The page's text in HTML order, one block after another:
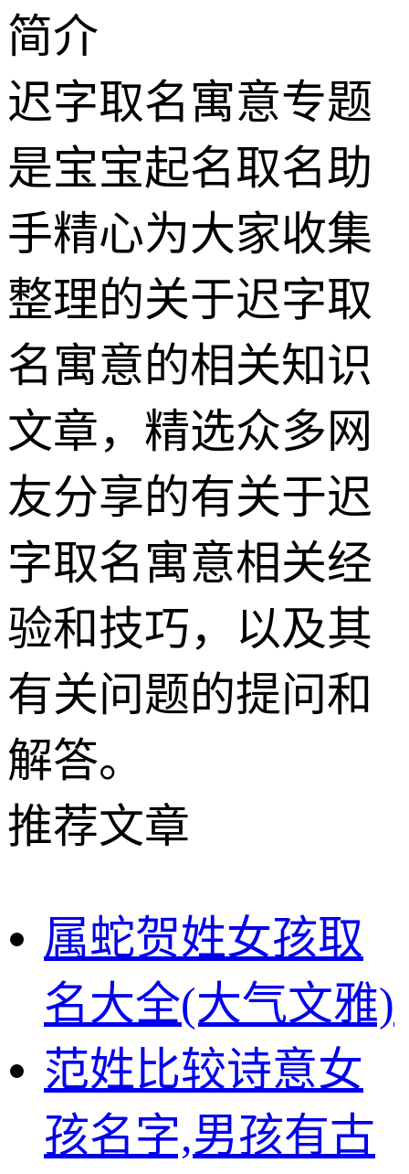
简介
迟字取名寓意专题
是宝宝起名取名助
手精心为大家收集
整理的关于迟字取
名寓意的相关知识
文章，精选众多网
友分享的有关于迟
字取名寓意相关经
验和技巧，以及其
有关问题的提问和
解答。
推荐文章
属蛇贺姓女孩取
名大全(大气文雅)
范姓比较诗意女
孩名字,男孩有古